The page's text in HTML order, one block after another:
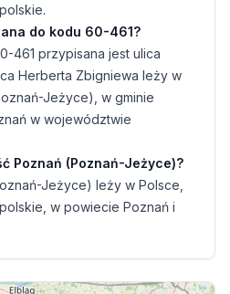
do kodu 60-461?
461 przypisana jest ulica
Herberta Zbigniewa leży w
Jeżyce), w gminie
w województwie
Poznań (Poznań-Jeżyce)?
Jeżyce) leży w Polsce,
w powiecie Poznań i